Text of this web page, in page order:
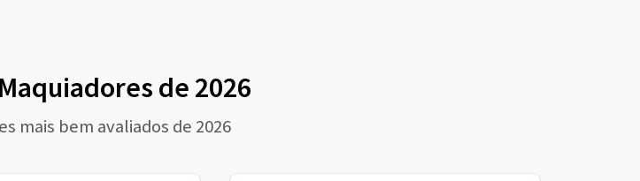
de 2026
mais bem avaliados de 2026